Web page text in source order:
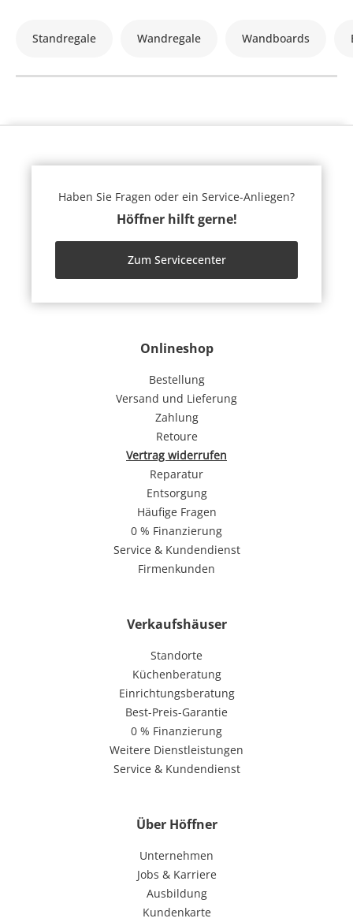
Standregale Wandregale Wandboards
Onlineshop
Bestellung
Versand und Lieferung
Zahlung
Retoure
Vertrag widerrufen
Reparatur
Entsorgung
Häufige Fragen
0 % Finanzierung
Service & Kundendienst
Firmenkunden
Verkaufshäuser
Standorte
Küchenberatung
Einrichtungsberatung
Best-Preis-Garantie
0 % Finanzierung
Weitere Dienstleistungen
Service & Kundendienst
Über Höffner
Unternehmen
Jobs & Karriere
Ausbildung
Kundenkarte
Haben Sie Fragen oder ein Service-Anliegen?
Höffner hilft gerne!
Zum Servicecenter